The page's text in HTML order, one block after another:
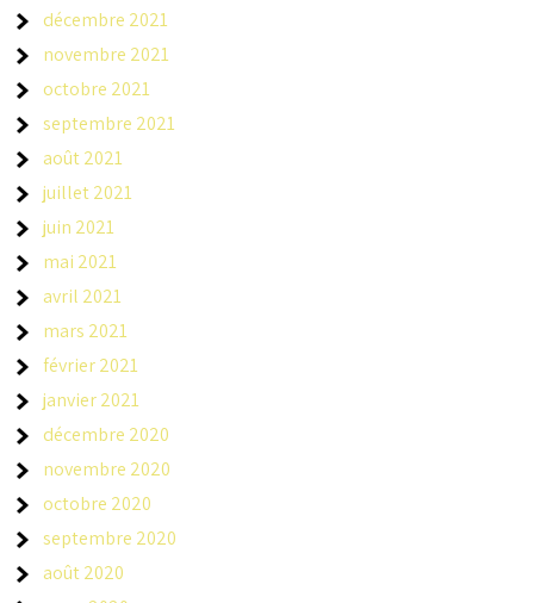
décembre 2021
novembre 2021
octobre 2021
septembre 2021
août 2021
juillet 2021
juin 2021
mai 2021
avril 2021
mars 2021
février 2021
janvier 2021
décembre 2020
novembre 2020
octobre 2020
septembre 2020
août 2020